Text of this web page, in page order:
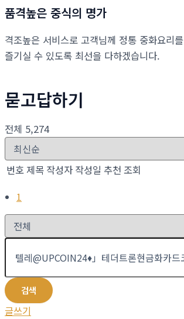
품격높은 중식의 명가
격조높은 서비스로 고객님께 정통 중화요리를
즐기실 수 있도록 최선을 다하겠습니다.
묻고답하기
전체 5,274
번호제목 작성자 작성일 추천 조회
1
검색
글쓰기